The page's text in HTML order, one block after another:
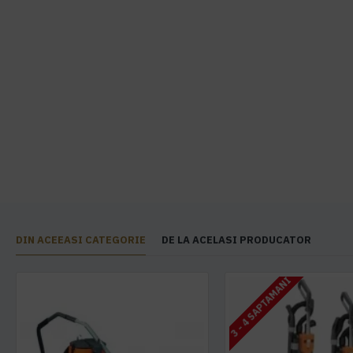
DIN ACEEASI CATEGORIE DE LA ACELASI PRODUCATOR
3 - 4 SAPTAMANI